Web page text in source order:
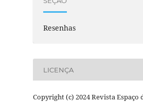
Resenhas
LICENÇA
Copyright (c) 2024 Revista Espaço